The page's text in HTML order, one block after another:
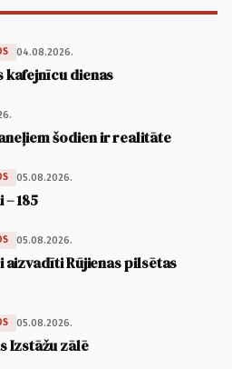
04.08.2026.
kafejnīcu dienas
šodien ir realitāte
05.08.2026.
185
05.08.2026.
aizvadīti Rūjienas pilsētas
05.08.2026.
Izstāžu zālē